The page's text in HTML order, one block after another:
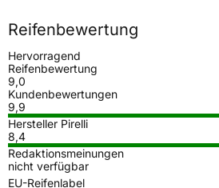
Reifenbewertung
Hervorragend
Reifenbewertung
9,0
Kundenbewertungen
9,9
Hersteller Pirelli
8,4
Redaktionsmeinungen
nicht verfügbar
EU-Reifenlabel